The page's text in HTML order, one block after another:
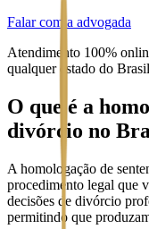
Falar com a advogada
Atendimento 100%
qualquer estado do
O que é a
divórcio no
A homologação de
procedimento legal que
decisões de divórcio
permitindo que